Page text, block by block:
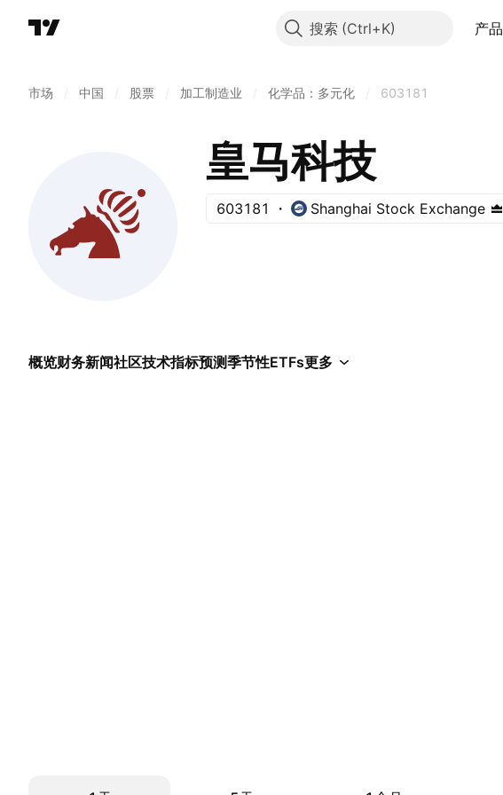
搜索 产品
市场 中国 股票 加工制造业 化学品：多元化 603181
皇马科技
603181 Shanghai Stock Exchange
概览财务新闻社区技术指标预测季节性ETFs更多